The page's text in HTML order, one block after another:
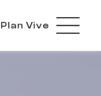
Plan Vive